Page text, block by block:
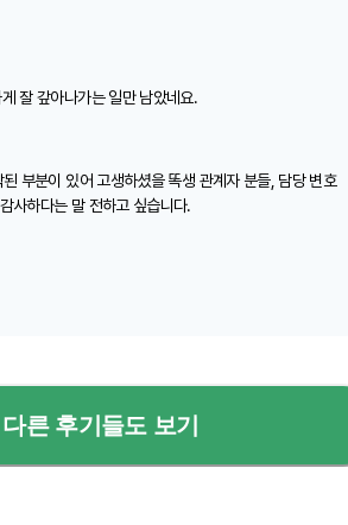
잘 갚아나가는 일만 남았네요.
부분이 있어 고생하셨을 똑생 관계자 분들, 담당 변호
사하다는 말 전하고 싶습니다.
다른 후기들도 보기